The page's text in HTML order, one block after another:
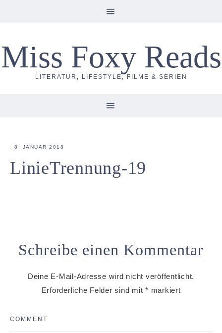
Miss Foxy Reads
LITERATUR, LIFESTYLE, FILME & SERIEN
· 8. JANUAR 2018
LinieTrennung-19
Schreibe einen Kommentar
Deine E-Mail-Adresse wird nicht veröffentlicht.
Erforderliche Felder sind mit * markiert
COMMENT